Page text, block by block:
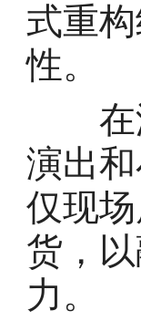
式重
性。
在湖
演出
仅现
货，
力。